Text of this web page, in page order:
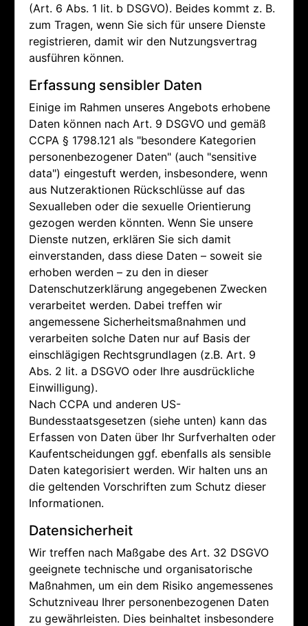
(Art. 6 Abs. 1 lit. b DSGVO). Beides kommt z. B.
zum Tragen, wenn Sie sich für unsere Dienste
registrieren, damit wir den Nutzungsvertrag
ausführen können.
Erfassung sensibler Daten
Einige im Rahmen unseres Angebots erhobene
Daten können nach Art. 9 DSGVO und gemäß
CCPA § 1798.121 als "besondere Kategorien
personenbezogener Daten" (auch "sensitive
data") eingestuft werden, insbesondere, wenn
aus Nutzeraktionen Rückschlüsse auf das
Sexualleben oder die sexuelle Orientierung
gezogen werden könnten. Wenn Sie unsere
Dienste nutzen, erklären Sie sich damit
einverstanden, dass diese Daten – soweit sie
erhoben werden – zu den in dieser
Datenschutzerklärung angegebenen Zwecken
verarbeitet werden. Dabei treffen wir
angemessene Sicherheitsmaßnahmen und
verarbeiten solche Daten nur auf Basis der
einschlägigen Rechtsgrundlagen (z.B. Art. 9
Abs. 2 lit. a DSGVO oder Ihre ausdrückliche
Einwilligung).
Nach CCPA und anderen US-
Bundesstaatsgesetzen (siehe unten) kann das
Erfassen von Daten über Ihr Surfverhalten oder
Kaufentscheidungen ggf. ebenfalls als sensible
Daten kategorisiert werden. Wir halten uns an
die geltenden Vorschriften zum Schutz dieser
Informationen.
Datensicherheit
Wir treffen nach Maßgabe des Art. 32 DSGVO
geeignete technische und organisatorische
Maßnahmen, um ein dem Risiko angemessenes
Schutzniveau Ihrer personenbezogenen Daten
zu gewährleisten. Dies beinhaltet insbesondere